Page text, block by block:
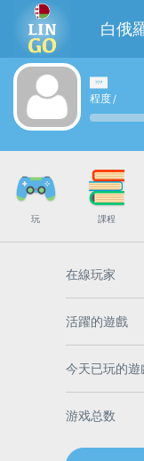
白俄
程度/
玩 課程
在線玩家
活躍的遊戲
今天已玩的遊
游戏总数